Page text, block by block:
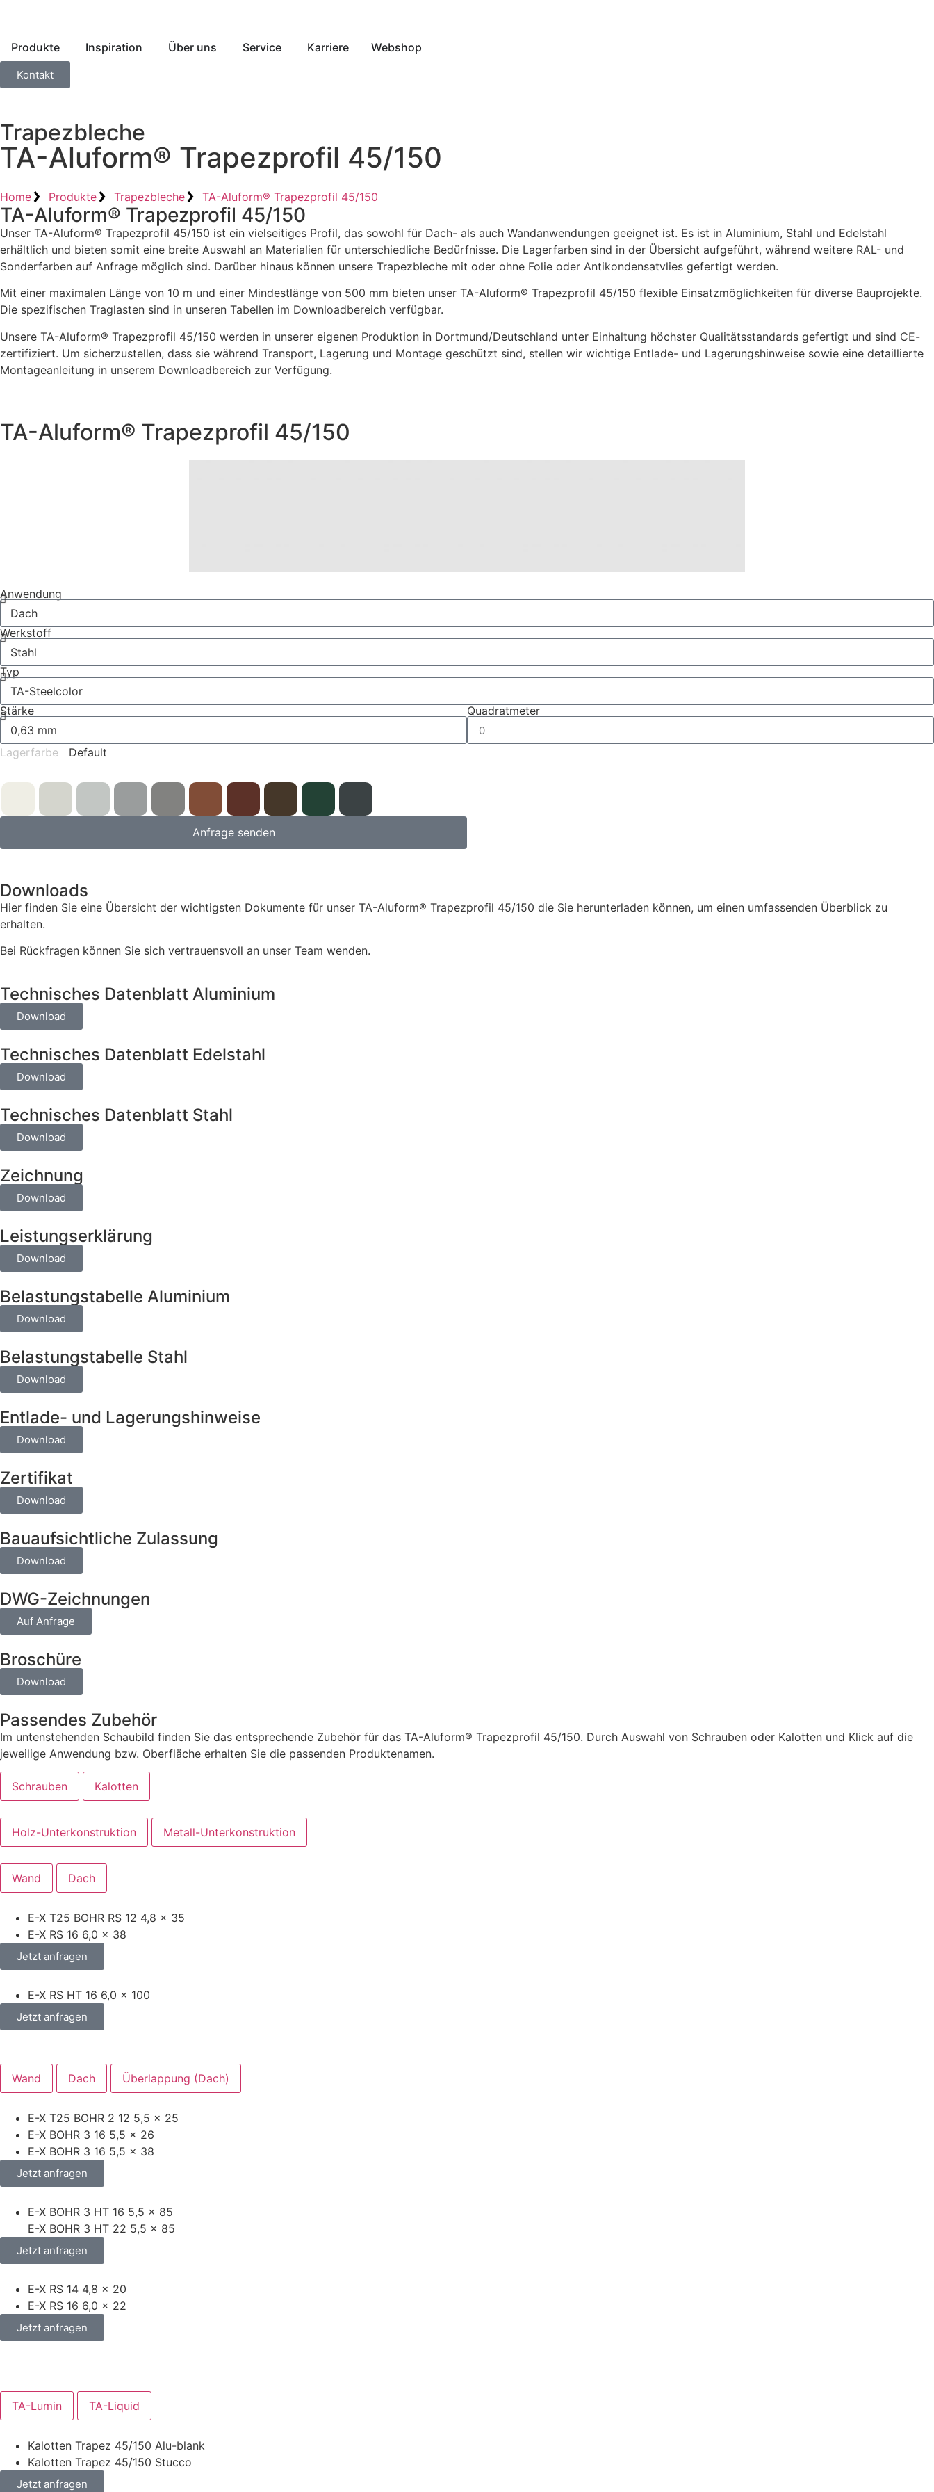
Produkte Inspiration Über uns Service Karriere Webshop
Kontakt
Trapezbleche
TA-Aluform® Trapezprofil 45/150
Home Produkte Trapezbleche TA-Aluform® Trapezprofil 45/150
TA-Aluform® Trapezprofil 45/150
Unser TA-Aluform® Trapezprofil 45/150 ist ein vielseitiges Profil, das sowohl für Dach- als auch Wandanwendungen geeignet ist. Es ist in Aluminium, Stahl und Edelstahl
erhältlich und bieten somit eine breite Auswahl an Materialien für unterschiedliche Bedürfnisse. Die Lagerfarben sind in der Übersicht aufgeführt, während weitere RAL- und
Sonderfarben auf Anfrage möglich sind. Darüber hinaus können unsere Trapezbleche mit oder ohne Folie oder Antikondensatvlies gefertigt werden.
Mit einer maximalen Länge von 10 m und einer Mindestlänge von 500 mm bieten unser TA-Aluform® Trapezprofil 45/150 flexible Einsatzmöglichkeiten für diverse Bauprojekte.
Die spezifischen Traglasten sind in unseren Tabellen im Downloadbereich verfügbar.
Unsere TA-Aluform® Trapezprofil 45/150 werden in unserer eigenen Produktion in Dortmund/Deutschland unter Einhaltung höchster Qualitätsstandards gefertigt und sind CE-
zertifiziert. Um sicherzustellen, dass sie während Transport, Lagerung und Montage geschützt sind, stellen wir wichtige Entlade- und Lagerungshinweise sowie eine detaillierte
Montageanleitung in unserem Downloadbereich zur Verfügung.
TA-Aluform® Trapezprofil 45/150
Anwendung
Werkstoff
Typ
Stärke Quadratmeter
Lagerfarbe Default
Anfrage senden
Downloads
Hier finden Sie eine Übersicht der wichtigsten Dokumente für unser TA-Aluform® Trapezprofil 45/150 die Sie herunterladen können, um einen umfassenden Überblick zu
erhalten.
Bei Rückfragen können Sie sich vertrauensvoll an unser Team wenden.
Technisches Datenblatt Aluminium
Download
Technisches Datenblatt Edelstahl
Download
Technisches Datenblatt Stahl
Download
Zeichnung
Download
Leistungserklärung
Download
Belastungstabelle Aluminium
Download
Belastungstabelle Stahl
Download
Entlade- und Lagerungshinweise
Download
Zertifikat
Download
Bauaufsichtliche Zulassung
Download
DWG-Zeichnungen
Auf Anfrage
Broschüre
Download
Passendes Zubehör
Im untenstehenden Schaubild finden Sie das entsprechende Zubehör für das TA-Aluform® Trapezprofil 45/150. Durch Auswahl von Schrauben oder Kalotten und Klick auf die
jeweilige Anwendung bzw. Oberfläche erhalten Sie die passenden Produktenamen.
Schrauben Kalotten
Holz-Unterkonstruktion Metall-Unterkonstruktion
Wand Dach
E-X T25 BOHR RS 12 4,8 x 35
E-X RS 16 6,0 x 38
Jetzt anfragen
E-X RS HT 16 6,0 x 100
Jetzt anfragen
Wand Dach Überlappung (Dach)
E-X T25 BOHR 2 12 5,5 x 25
E-X BOHR 3 16 5,5 x 26
E-X BOHR 3 16 5,5 x 38
Jetzt anfragen
E-X BOHR 3 HT 16 5,5 x 85
E-X BOHR 3 HT 22 5,5 x 85
Jetzt anfragen
E-X RS 14 4,8 x 20
E-X RS 16 6,0 x 22
Jetzt anfragen
TA-Lumin TA-Liquid
Kalotten Trapez 45/150 Alu-blank
Kalotten Trapez 45/150 Stucco
Jetzt anfragen